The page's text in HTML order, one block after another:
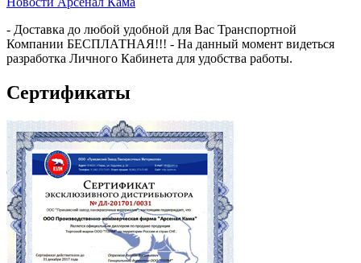
- Доставка до любой удобной для Вас Транспортной
Компании БЕСПЛАТНАЯ!!! - На данный момент видеться
разработка Личного Кабинета для удобства работы.
Сертификаты